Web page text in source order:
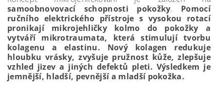
samoobnovovací schopnosti pokožky. Pomocí
ručního elektrického přístroje s vysokou rotací
pronikají mikrojehličky kolmo do pokožky a
vytváří mikrotraumata, která stimulují tvorbu
kolagenu a elastinu. Nový kolagen redukuje
hloubku vrásky, zvyšuje pružnost kůže, zlepšuje
vzhled jizev a jiných defektů pleti. Výsledkem je
jemnější, hladší, pevnější a mladší pokožka.